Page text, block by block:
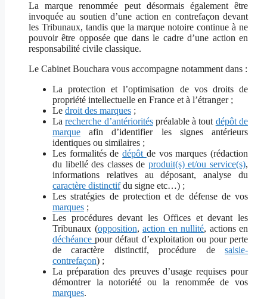
La marque renommée peut désormais également être
invoquée au soutien d’une action en contrefaçon devant
les Tribunaux, tandis que la marque notoire continue à ne
pouvoir être opposée que dans le cadre d’une action en
responsabilité civile classique.
Le Cabinet Bouchara vous accompagne notamment dans :
La protection et l’optimisation de vos droits de
propriété intellectuelle en France et à l’étranger ;
Le droit des marques ;
Larecherche d’antérioritéspréalable à tout dépôt de
marque afin d’identifier les signes antérieurs
identiques ou similaires ;
Les formalités dedépôt de vos marques (rédaction
du libellé des classes de produit(s) et/ou service(s),
informations relatives au déposant, analyse du
caractère distinctifdu signe etc…) ;
Les stratégies de protection et de défense de vos
marques ;
Les procédures devant les Offices et devant les
Tribunaux (opposition, action en nullité, actions en
déchéancepour défaut d’exploitation ou pour perte
de caractère distinctif, procédure de saisie-
contrefaçon) ;
La préparation des preuves d’usage requises pour
démontrer la notoriété ou la renommée de vos
marques.